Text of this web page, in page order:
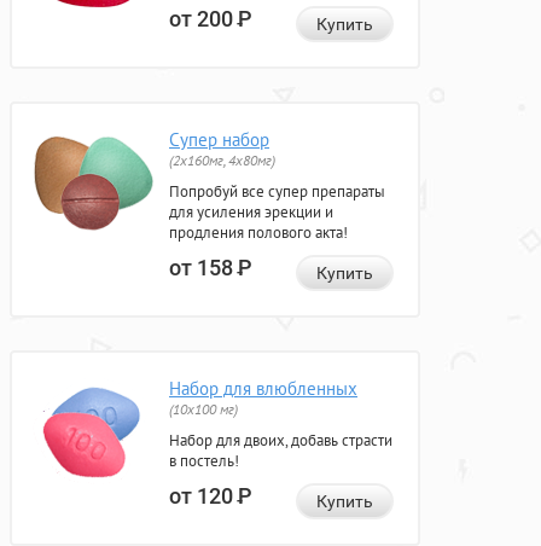
от 200Р Купить
Супер набор
(2х160мг, 4х80мг)
Попробуй все супер препараты
для усиления эрекции и
продления полового акта!
от 158Р Купить
Набор для влюбленных
(10х100 мг)
Набор для двоих, добавь страсти
в постель!
от 120Р Купить